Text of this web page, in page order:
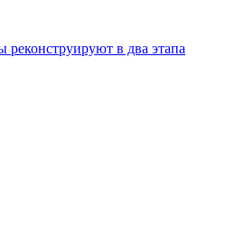
реконструируют в два этапа